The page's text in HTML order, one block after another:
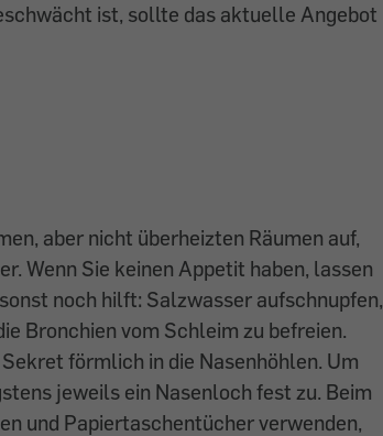
ist, sollte das aktuelle Angebot
aber nicht überheizten Räumen auf,
Wenn Sie keinen Appetit haben, lassen
noch hilft: Salzwasser aufschnupfen,
Bronchien vom Schleim zu befreien.
förmlich in die Nasenhöhlen. Um
jeweils ein Nasenloch fest zu. Beim
und Papiertaschentücher verwenden,